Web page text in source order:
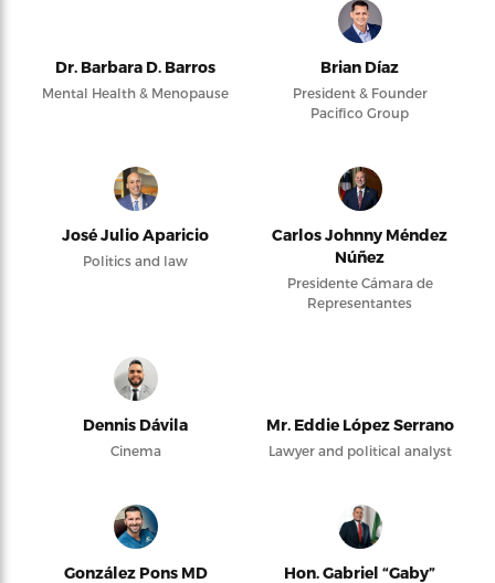
Dr. Barbara D. Barros
Mental Health & Menopause
Brian Díaz
President & Founder
Pacifico Group
José Julio Aparicio
Politics and law
Carlos Johnny Méndez
Núñez
Presidente Cámara de
Representantes
Dennis Dávila
Cinema
Mr. Eddie López Serrano
Lawyer and political analyst
González Pons MD
Hon. Gabriel “Gaby”